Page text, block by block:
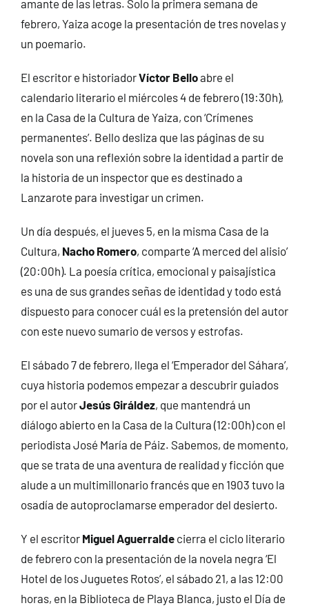
amante de las letras. Solo la primera semana de
febrero, Yaiza acoge la presentación de tres novelas y
un poemario.
El escritor e historiadorVíctor Belloabre el
calendario literario el miércoles 4 de febrero (19:30h),
en la Casa de la Cultura de Yaiza, con ‘Crímenes
permanentes’. Bello desliza que las páginas de su
novela son una reflexión sobre la identidad a partir de
la historia de un inspector que es destinado a
Lanzarote para investigar un crimen.
Un día después, el jueves 5, en la misma Casa de la
Cultura, Nacho Romero, comparte ‘A merced del alisio’
(20:00h). La poesía crítica, emocional y paisajística
es una de sus grandes señas de identidad y todo está
dispuesto para conocer cuál es la pretensión del autor
con este nuevo sumario de versos y estrofas.
El sábado 7 de febrero, llega el ‘Emperador del Sáhara’,
cuya historia podemos empezar a descubrir guiados
por el autorJesús Giráldez, que mantendrá un
diálogo abierto en la Casa de la Cultura (12:00h) con el
periodista José María de Páiz. Sabemos, de momento,
que se trata de una aventura de realidad y ficción que
alude a un multimillonario francés que en 1903 tuvo la
osadía de autoproclamarse emperador del desierto.
Y el escritor Miguel Aguerraldecierra el ciclo literario
de febrero con la presentación de la novela negra ‘El
Hotel de los Juguetes Rotos’, el sábado 21, a las 12:00
horas, en la Biblioteca de Playa Blanca, justo el Día de